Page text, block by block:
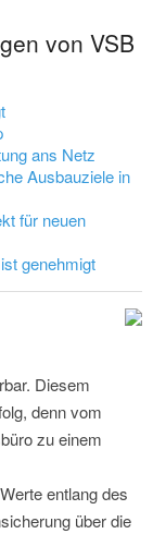
von VSB
ans Netz
Ausbauziele in
für neuen
genehmigt
Diesem
denn vom
zu einem
entlang des
über die